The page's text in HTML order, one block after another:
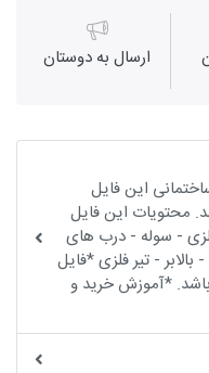
ارسال به دوستان
این فایل
باشد. محتویات این فایل
- سوله - درب های
- تیر فلزی *فایل
*آموزش خرید و